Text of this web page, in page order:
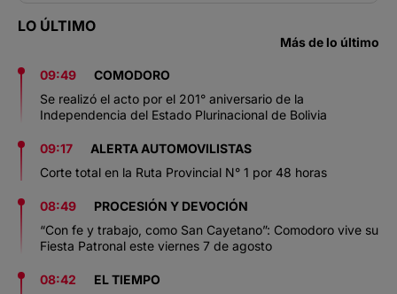
LO ÚLTIMO
Más de lo último
09:49
COMODORO
Se realizó el acto por el 201° aniversario de la
Independencia del Estado Plurinacional de Bolivia
09:17
ALERTA AUTOMOVILISTAS
Corte total en la Ruta Provincial N° 1 por 48 horas
08:49
PROCESIÓN Y DEVOCIÓN
“Con fe y trabajo, como San Cayetano”: Comodoro vive su
Fiesta Patronal este viernes 7 de agosto
08:42
EL TIEMPO